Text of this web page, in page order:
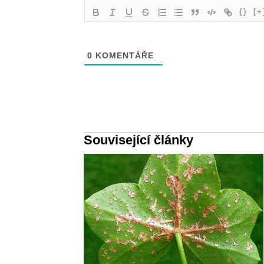
{}
0 KOMENTÁŘE
Související články